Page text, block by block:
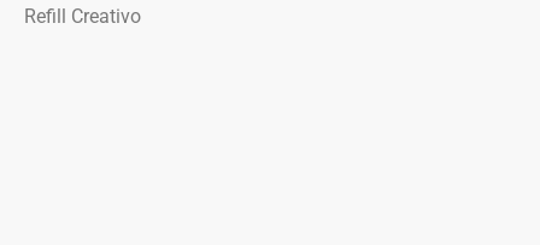
Refill Creativo